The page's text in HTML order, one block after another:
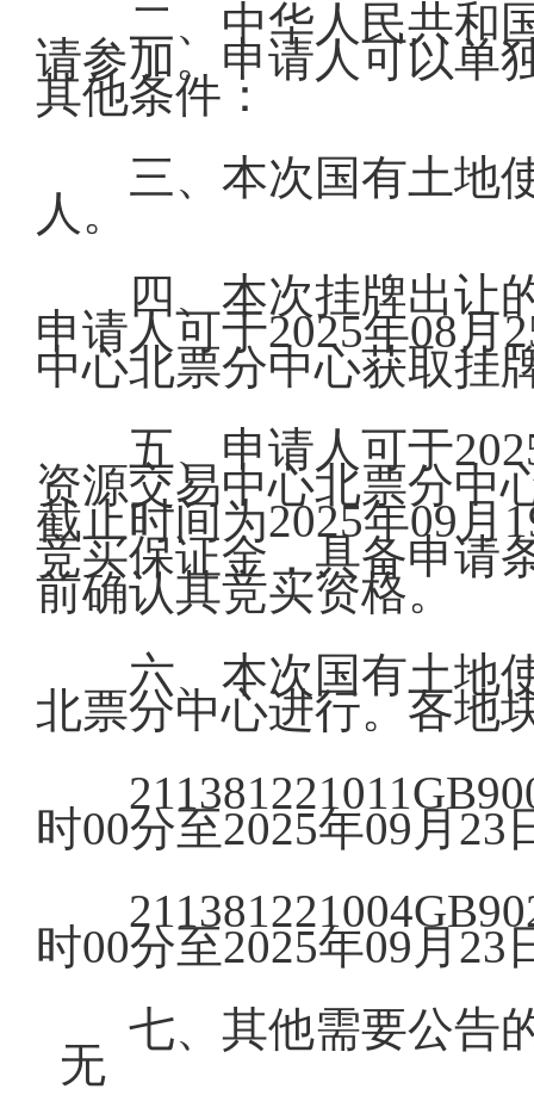
二、中华人民共和
请参加。申请人可以单
其他条件：
三、本次国有土地
人。
四、本次挂牌出让
申请人可于2025年08月
中心北票分中心获取挂
五、申请人可于
资源交易中心北票分中
截止时间为2025年09月
竞买保证金，具备申请
前确认其竞买资格。
六、本次国有土地
北票分中心进行。各地
时00分至2025年09月23
时00分至2025年09月23
七、其他需要公告
无